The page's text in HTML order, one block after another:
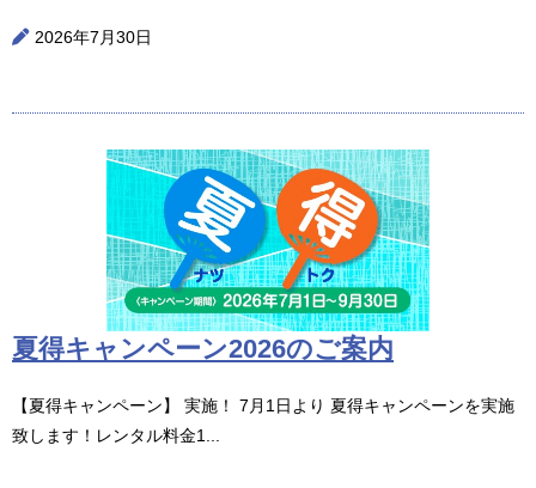
2026年7月30日
夏得キャンペーン2026のご案内
【夏得キャンペーン】 実施！ 7月1日より 夏得キャンペーンを実施
致します！レンタル料金1...